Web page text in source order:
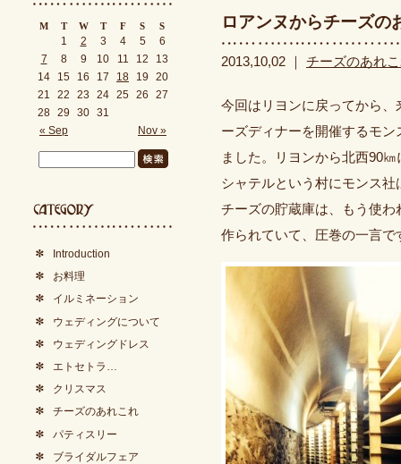
ロアンヌからチーズの
2013,10,02 ｜ チーズのあれ
今回はリヨンに戻ってから
ーズディナーを開催するモ
ました。リヨンから北西90
シャテルという村にモンス社
チーズの貯蔵庫は、もう使
作られていて、圧巻の一言で
M T W T F S S
« Sep Nov »
1 2 3 4 5
6
7
8 9 10 11 12
13
14
15 16 17 18 19
20
21
22 23 24 25 26
27
28 29 30 31
Introduction
お料理
イルミネーション
ウェディングについて
ウェディングドレス
エトセトラ…
クリスマス
チーズのあれこれ
パティスリー
ブライダルフェア